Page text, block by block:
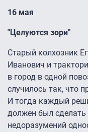
16 мая
"Целуются зори"
Старый колхозник
Иванович и
в город в одной
случилось так, что
И тогда каждый
должен был сделать
недоразумений